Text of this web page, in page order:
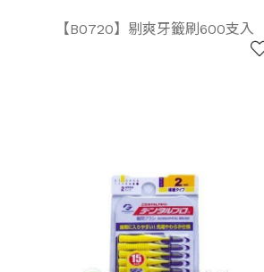
【B0720】剔爽牙籤刷600支入